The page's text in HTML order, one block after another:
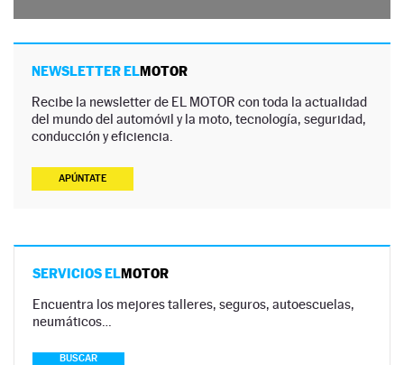
NEWSLETTER ELMOTOR
Recibe la newsletter de EL MOTOR con toda la actualidad
del mundo del automóvil y la moto, tecnología, seguridad,
conducción y eficiencia.
APÚNTATE
SERVICIOS ELMOTOR
Encuentra los mejores talleres, seguros, autoescuelas,
neumáticos…
BUSCAR